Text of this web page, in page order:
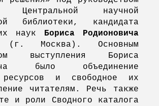
Центральной научной
библиотеки, кандидата
наук Бориса Родионовича
(г. Москва) . Основным
выступления Бориса
было объединение
ресурсов и свободное их
читателям. Речь также
и роли Сводного каталога